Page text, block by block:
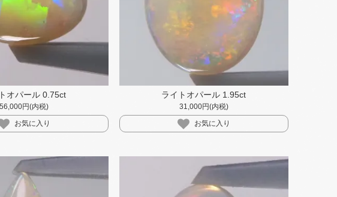
オパール 0.75ct
56,000円(内税)
お気に入り
ライトオパール 1.95ct
31,000円(内税)
お気に入り